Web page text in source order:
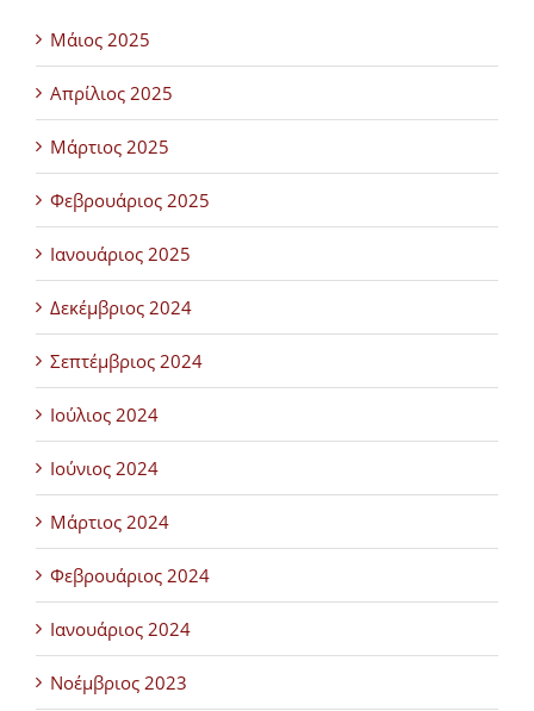
Μάιος 2025
Απρίλιος 2025
Μάρτιος 2025
Φεβρουάριος 2025
Ιανουάριος 2025
Δεκέμβριος 2024
Σεπτέμβριος 2024
Ιούλιος 2024
Ιούνιος 2024
Μάρτιος 2024
Φεβρουάριος 2024
Ιανουάριος 2024
Νοέμβριος 2023